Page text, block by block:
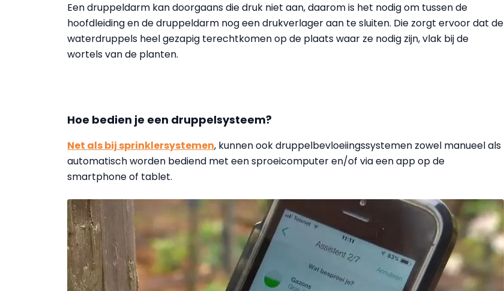
Een druppeldarm kan doorgaans die druk niet aan, daarom is het nodig om tussen de
hoofdleiding en de druppeldarm nog een drukverlager aan te sluiten. Die zorgt ervoor dat de
waterdruppels heel gezapig terechtkomen op de plaats waar ze nodig zijn, vlak bij de
wortels van de planten.
Hoe bedien je een druppelsysteem?
Net als bij sprinklersystemen, kunnen ook druppelbevloeiingssystemen zowel manueel als
automatisch worden bediend met een sproeicomputer en/of via een app op de
smartphone of tablet.